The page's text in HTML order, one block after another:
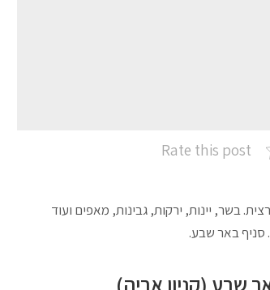
Rate this post
בשר, יינות, ירקות, גבינות, מאפים ועוד
סניף באר שבע.
שבע (קניון אביה)